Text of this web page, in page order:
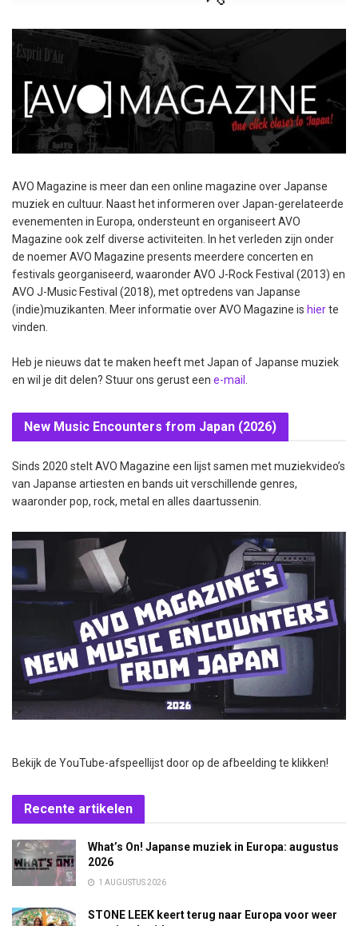
AVO Magazine is meer dan een online magazine over Japanse
muziek en cultuur. Naast het informeren over Japan-gerelateerde
evenementen in Europa, ondersteunt en organiseert AVO
Magazine ook zelf diverse activiteiten. In het verleden zijn onder
de noemer AVO Magazine presents meerdere concerten en
festivals georganiseerd, waaronder AVO J-Rock Festival (2013) en
AVO J-Music Festival (2018), met optredens van Japanse
(indie)muzikanten. Meer informatie over AVO Magazine is hierte
vinden.
Heb je nieuws dat te maken heeft met Japan of Japanse muziek
en wil je dit delen? Stuur ons gerust een e-mail .
New Music Encounters from Japan (2026)
Sinds 2020 stelt AVO Magazine een lijst samen met muziekvideo’s
van Japanse artiesten en bands uit verschillende genres,
waaronder pop, rock, metal en alles daartussenin.
Bekijk de YouTube-afspeellijst door op de afbeelding te klikken!
Recente artikelen
What’s On! Japanse muziek in Europa: augustus
2026
1 AUGUSTUS 2026
STONE LEEK keert terug naar Europa voor weer